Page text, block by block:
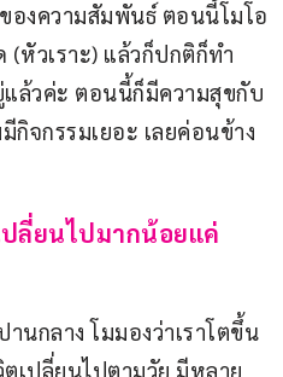
องความสัมพันธ์ ตอนนี้โมโอ
(หัวเราะ) แล้วก็ปกติก็ทำ
แล้วค่ะ ตอนนี้ก็มีความสุขกับ
กิจกรรมเยอะ เลยค่อนข้าง
ลี่ยนไปมากน้อยแค่
นกลาง โมมองว่าเราโตขึ้น
เปลี่ยนไปตามวัย มีหลาย